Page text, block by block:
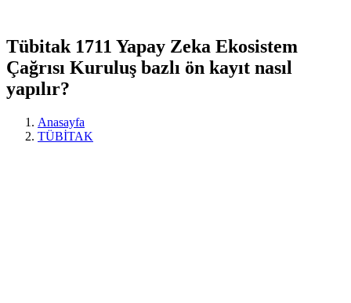
Tübitak 1711 Yapay Zeka Ekosistem
Çağrısı Kuruluş bazlı ön kayıt nasıl
yapılır?
Anasayfa
TÜBİTAK